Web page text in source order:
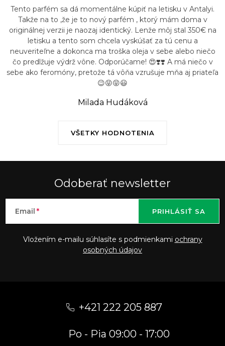
VŠETKY HODNOTENIA
Tento parfém sa dá momentálne kúpiť na letisku v Antalyi.
Takže na to ,že je to nový parfém , ktorý mám doma v
originálnej verzii je naozaj identický. Lenže môj stal 350€ na
letisku a tento som chcela vyskúšať za tú cenu a
neuveriteľne a dokonca ma troška oleja v sebe alebo niečo
čo predlžuje výdrž vône. Odporúčame! 😍❣️❣️ A má niečo v
sebe ako feromóny, pretože tá vôňa vzrušuje mňa aj priateľa
😉😝😝😃
Milada Hudáková
Odoberať newsletter
Email
Vložením e-mailu súhlasíte s podmienkami ochrany
osobných údajov
PRIHLÁSIŤ SA
+421 222 205 887
Po - Pia 09:00 - 17:00